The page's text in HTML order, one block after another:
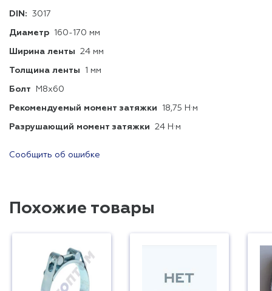
DIN: 3017
Диаметр 160-170 мм
Ширина ленты 24 мм
Толщина ленты 1 мм
Болт М8х60
Рекомендуемый момент затяжки 18,75 Н·м
Разрушающий момент затяжки 24 Н·м
Сообщить об ошибке
Похожие товары